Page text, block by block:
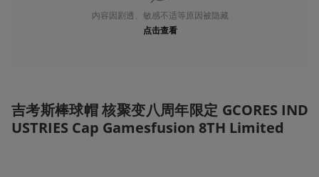
内容因剧透、敏感不适等原因被隐藏
点击查看
吉考斯棒球帽 核聚变八周年限定 GCORES IND
USTRIES Cap Gamesfusion 8TH Limited